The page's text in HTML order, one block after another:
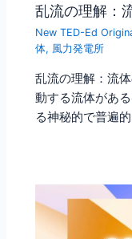
乱流の理解：
New TED-Ed
体, 風力発電所
乱流の理解：流
動する流体があ
る神秘的で普遍